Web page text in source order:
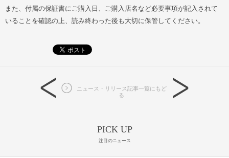
また、付属の保証書にご購入日、ご購入店名など必要事項が記入されて
いることを確認の上、読み終わった後も大切に保管してください。
ニュース・リリース記事一覧にもど
る
PICK UP
注目のニュース